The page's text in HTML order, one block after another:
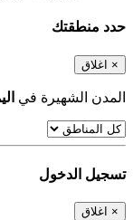
حدد منطقتك
× اغلاق
المدن الشهيرة في
تسجيل الدخول
× اغلاق